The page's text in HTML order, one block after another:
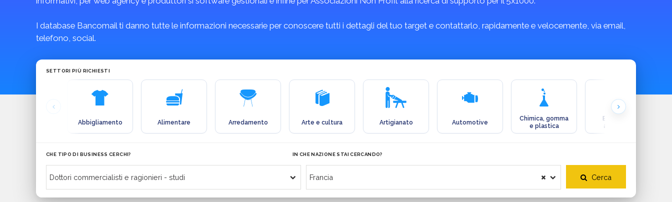
I database Bancomail ti danno tutte le informazioni necessarie per conoscere tutti i dettagli del tuo target e contattarlo, rapidamente e velocemente, via email,
telefono, social.
SETTORI PIÙ RICHIESTI
Abbigliamento Alimentare Arredamento Arte e cultura Artigianato Automotive
Chimica, gomma
e plastica
Ecologia e
ambiente
CHE TIPO DI BUSINESS CERCHI? IN CHE NAZIONE STAI CERCANDO?
Cerca